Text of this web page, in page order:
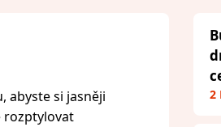
abyste si jasněji
rozptylovat
2